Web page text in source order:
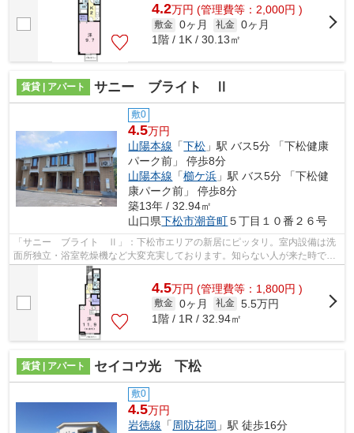
4.2万円 (管理費等：2,000円 )
敷金 0ヶ月 礼金 0ヶ月
1階 / 1K / 30.13㎡
賃貸 | アパート サニー ブライト Ⅱ
敷0
4.5万円
山陽本線 「下松 」駅 バス5分 「下松健康
パーク前」 停歩8分
山陽本線 「櫛ケ浜 」駅 バス5分 「下松健
康パーク前」 停歩8分
築13年 / 32.94㎡
山口県下松市潮音町５丁目１０番２６号
「サニー ブライト Ⅱ」：下松市エリアの新居にピッタリ。室内設備は洗
面所独立・浴室乾燥機など大変充実しております。知らない人が来た時でも
玄関を開ける必要がなくなるモニター付...
4.5万円 (管理費等：1,800円 )
敷金 0ヶ月 礼金 5.5万円
1階 / 1R / 32.94㎡
賃貸 | アパート セイコウ光 下松
敷0
4.5万円
岩徳線 「 周防花岡 」駅 徒歩16分